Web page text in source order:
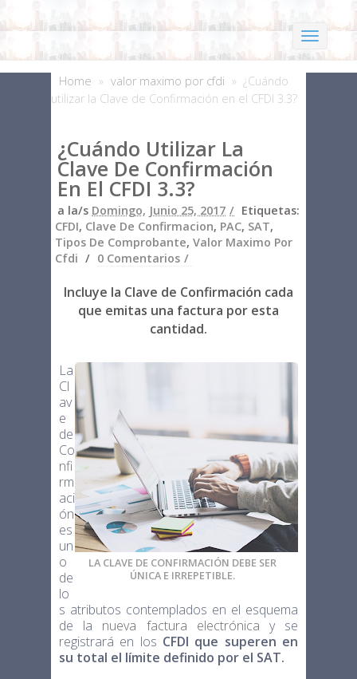
Home » valor maximo por cfdi » ¿Cuándo
utilizar la Clave de Confirmación en el CFDI 3.3?
¿Cuándo Utilizar La
Clave De Confirmación
En El CFDI 3.3?
a la/s Domingo, Junio 25, 2017
Etiquetas:
CFDI, Clave De Confirmacion, PAC, SAT,
Tipos De Comprobante, Valor Maximo Por
Cfdi
0 Comentarios
Incluye la Clave de Confirmación cada
que emitas una factura por esta
cantidad.
LA CLAVE DE CONFIRMACIÓN DEBE SER
ÚNICA E IRREPETIBLE.
La
Cl
av
e
de
Co
nfi
rm
aci
ón
es
un
o
de
lo
s atributos contemplados en el esquema
de la nueva factura electrónica y se
registrará en los CFDI que superen en
su total el límite definido por el SAT.